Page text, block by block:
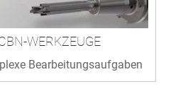
WERKZEUGE
Bearbeitungsaufgaben